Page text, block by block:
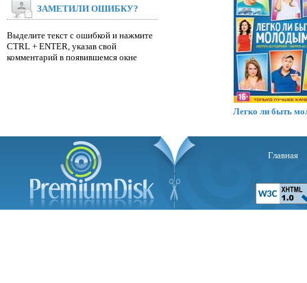
Легко ли быть
ЗАМЕТИЛИ ОШИБКУ?
Выделите текст с ошибкой и нажмите
CTRL + ENTER, указав свой
комментарий в появившемся окне
Главная